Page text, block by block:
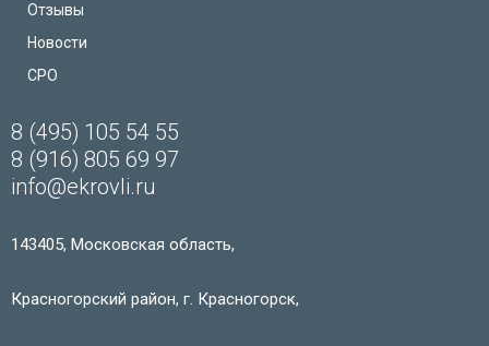
Отзывы
Новости
СРО
8 (495) 105 54 55
8 (916) 805 69 97
info@ekrovli.ru
143405, Московская область,
Красногорский район, г. Красногорск,